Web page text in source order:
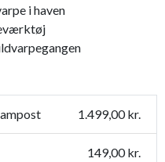
i haven
1.499,00 kr.
149,00 kr.